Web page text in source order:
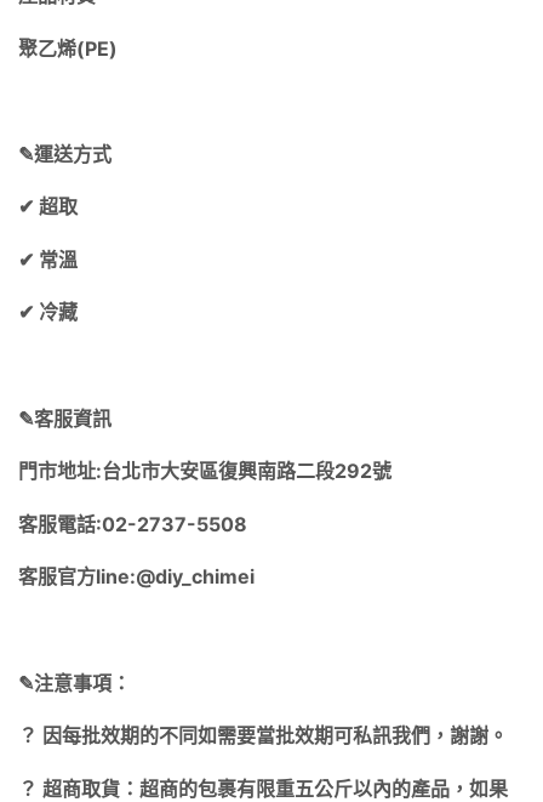
聚乙烯(PE)
✎運送方式
✔︎ 超取
✔︎ 常溫
✔︎ 冷藏
✎客服資訊
門市地址:台北市大安區復興南路二段292號
客服電話:02-2737-5508
客服官方line:@diy_chimei
✎注意事項：
？ 因每批效期的不同如需要當批效期可私訊我們，謝謝。
？ 超商取貨：超商的包裹有限重五公斤以內的產品，如果